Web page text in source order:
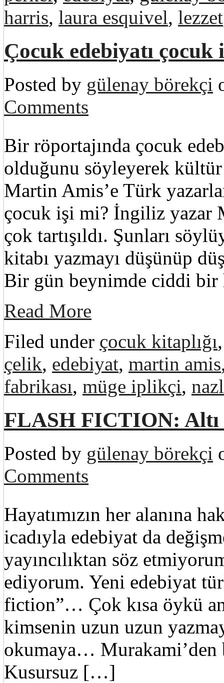
harris, laura esquivel, lezzet
Çocuk edebiyatı çocuk
Posted by gülenay börekçi
Comments
Bir röportajında çocuk
olduğunu söyleyerek
Martin Amis’e Türk
çocuk işi mi? İngiliz yazar
çok tartışıldı. Şunları
kitabı yazmayı düşünüp
Bir gün beynimde ciddi
Read More
Filed under çocuk kitaplığı
çelik, edebiyat, martin amis
fabrikası, müge iplikçi,
FLASH FICTION: Altı
Posted by gülenay börekçi
Comments
Hayatımızın her alanına
icadıyla edebiyat da
yayıncılıktan söz
ediyorum. Yeni edebiyat
fiction”… Çok kısa öykü
kimsenin uzun uzun
okumaya… Murakami’den
Kusursuz […]